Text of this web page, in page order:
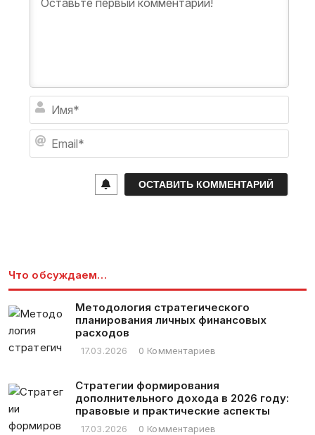
я
Что обсуждаем…
Методология стратегического
планирования личных финансовых
расходов
17.03.2026 0 Комментариев
Стратегии формирования
дополнительного дохода в 2026 году:
правовые и практические аспекты
17.03.2026 0 Комментариев